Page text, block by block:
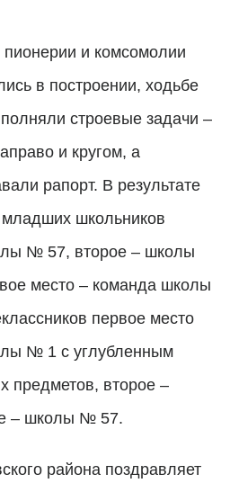
и комсомолии
в построении, ходьбе
строевые задачи –
и кругом, а
рапорт. В результате
школьников
№ 57, второе – школы
место – команда школы
первое место
№ 1 с углубленным
предметов, второе –
– школы № 57.
района поздравляет